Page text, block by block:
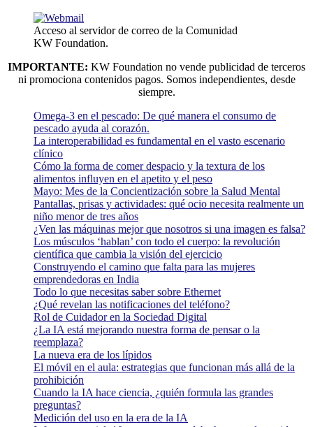
Acceso al servidor de correo de la Comunidad
KW Foundation.
IMPORTANTE: KW Foundation no vende publicidad de terceros
ni promociona contenidos pagos. Somos independientes, desde
siempre.
Omega-3 en el pescado: De qué manera el consumo de
pescado ayuda al corazón.
La interoperabilidad es fundamental en el vasto escenario
clínico
Cómo la forma de comer despacio y la textura de los
alimentos influyen en el apetito y el peso
Mayo: Mes de la Concientización sobre la Salud Mental
Pantallas, prisas y actividades: qué ocio necesita realmente un
niño menor de tres años
¿Ven las máquinas mejor que nosotros si una imagen es falsa?
Los músculos ‘hablan’ con todo el cuerpo: la revolución
científica que cambia la visión del ejercicio
Construyendo el camino que falta para las mujeres
emprendedoras en India
Todo lo que necesitas saber sobre Ethernet
¿Qué revelan las notificaciones del teléfono?
Rol de Cuidador en la Sociedad Digital
¿La IA está mejorando nuestra forma de pensar o la
reemplaza?
La nueva era de los lípidos
El móvil en el aula: estrategias que funcionan más allá de la
prohibición
Cuando la IA hace ciencia, ¿quién formula las grandes
preguntas?
Medición del uso en la era de la IA